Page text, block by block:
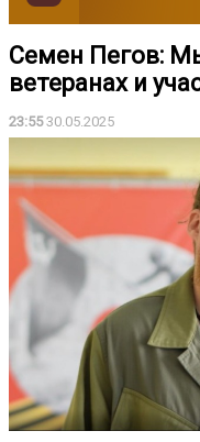
Семен Пегов:
ветеранах и
23:5530.05.2025